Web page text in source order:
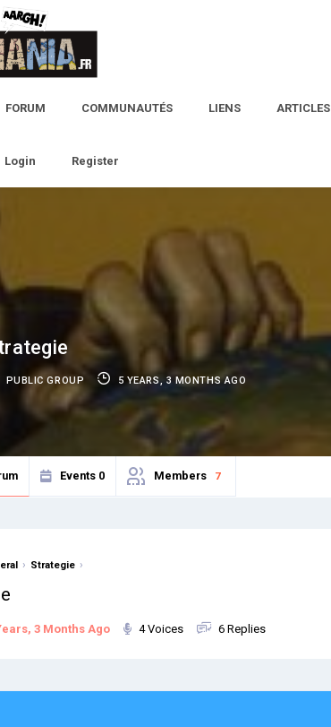
FORUM COMMUNAUTÉS LIENS ARTICLES
Login Register
PUBLIC GROUP 5 YEARS, 3 MONTHS AGO
Events 0 Members 7
› Strategie ›
3 Months Ago 4 Voices 6 Replies